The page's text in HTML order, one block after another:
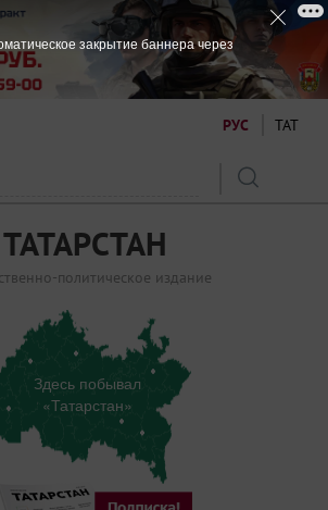
РУС ТАТ
ТАТАРСТАН
политическое издание
Здесь побывал
«Татарстан»
закрытие баннера через